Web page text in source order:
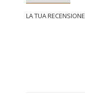
LA TUA RECENSIONE